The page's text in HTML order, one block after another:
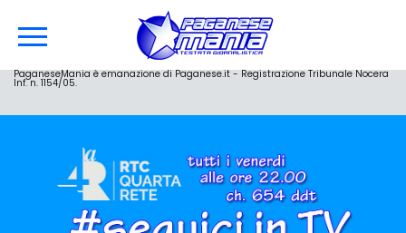
PaganeseMania è emanazione di Paganese.it - Registrazione Tribunale Nocera
Inf. n. 1154/05.